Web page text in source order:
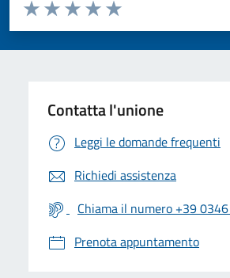
Valuta da 1 a 5 stelle la pagina
Valuta 5 stelle su 5
Valuta 4 stelle su 5
Valuta 3 stelle su 5
Valuta 2 stelle su 5
Valuta 1 stelle su 5
Contatta l'unione
Leggi le domande frequenti
Richiedi assistenza
Chiama il numero +39
Prenota appuntamento